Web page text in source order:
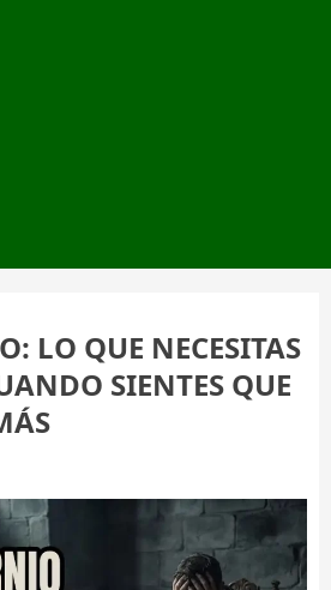
LO QUE NECESITAS
SIENTES QUE